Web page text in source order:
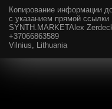
Копирование информации
с указанием прямой ссылки
SYNTH.MARKETAlex
+37066863589
Vilnius, Lithuania